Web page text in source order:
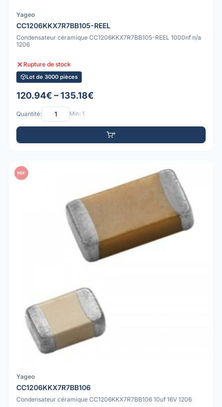
Yageo
CC1206KKX7R7BB105-REEL
Condensateur céramique CC1206KKX7R7BB105-REEL 1000nf n/a
1206
Rupture de stock
Lot de 3000 pièces
120.94€ – 135.18€
Quantité: Min: 1
PDF
Yageo
CC1206KKX7R7BB106
Condensateur céramique CC1206KKX7R7BB106 10uf 16V 1206